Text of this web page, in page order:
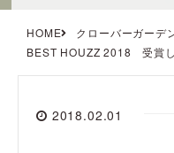
HOME
クローバーガーデ
BEST HOUZZ 2018 受賞し
2018.02.01